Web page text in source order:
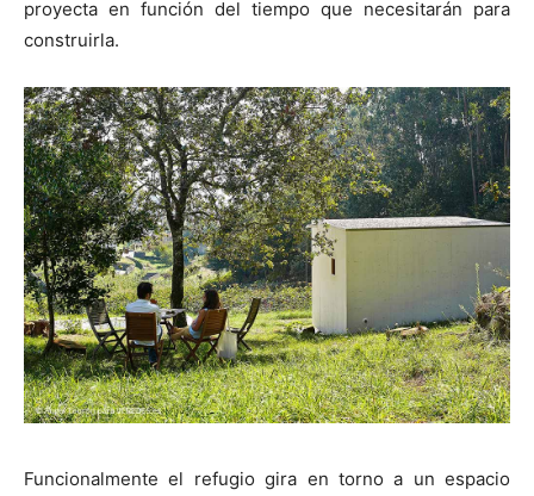
proyecta en función del tiempo que necesitarán para
construirla.
Funcionalmente el refugio gira en torno a un espacio